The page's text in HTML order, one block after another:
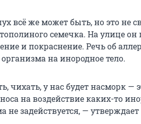
всё же может быть, но это не
семечка. На улице он
и покраснение. Речь об
на инородное тело.
чихать, у нас будет насморк —
на воздействие каких-то
не задействуется, —